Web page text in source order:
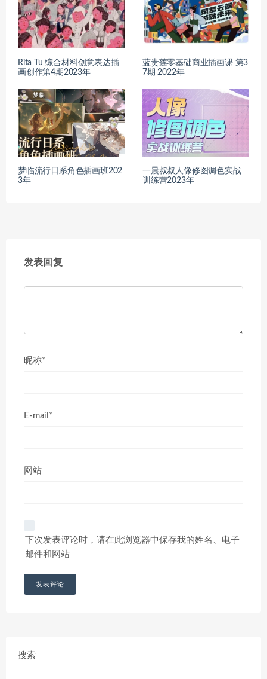
Rita Tu 综合材料创意表达插
画创作第4期2023年
蓝贵莲零基础商业插画课 第3
7期 2022年
梦临流行日系角色插画班202
3年
一晨叔叔人像修图调色实战
训练营2023年
发表回复
昵称*
E-mail*
网站
下次发表评论时，请在此浏览器中保存我的姓名、电子
邮件和网站
搜索